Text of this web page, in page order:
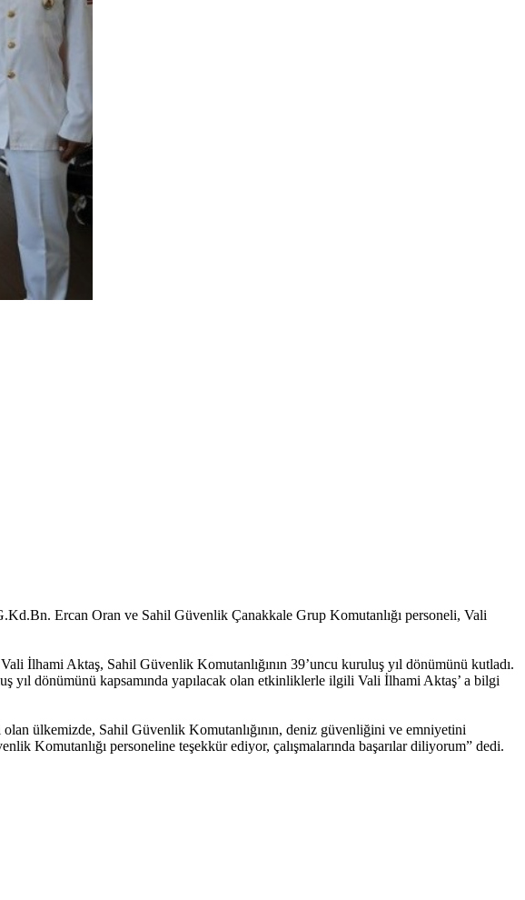
Ercan Oran ve Sahil Güvenlik Çanakkale Grup Komutanlığı personeli, Vali
İlhami Aktaş, Sahil Güvenlik Komutanlığının 39’uncu kuruluş yıl dönümünü kutladı.
dönümünü kapsamında yapılacak olan etkinliklerle ilgili Vali İlhami Aktaş’ a bilgi
ülkemizde, Sahil Güvenlik Komutanlığının, deniz güvenliğini ve emniyetini
Komutanlığı personeline teşekkür ediyor, çalışmalarında başarılar diliyorum” dedi.